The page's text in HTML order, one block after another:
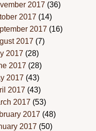
2017 (36)
2017 (14)
2017 (16)
2017 (7)
2017 (28)
2017 (28)
2017 (43)
2017 (43)
2017 (53)
2017 (48)
2017 (50)